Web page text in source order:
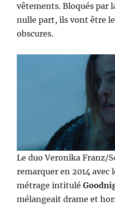
vêtements. Bloqués par
nulle part, ils vont être
obscures.
Le duo Veronika Franz/
remarquer en 2014
métrage intitulé
mélangeait drame et